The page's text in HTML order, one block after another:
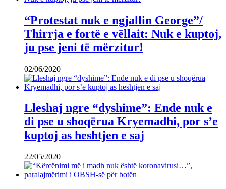
“Protestat nuk e ngjallin George”/
Thirrja e fortë e vëllait: Nuk e kuptoj,
ju pse jeni të mërzitur!
02/06/2020
Lleshaj ngre “dyshime”: Ende nuk e
di pse u shoqërua Kryemadhi, por s’e
kuptoj as heshtjen e saj
22/05/2020